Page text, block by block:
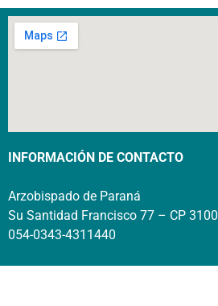
INFORMACIÓN DE CONTACTO
Arzobispado de Paraná
Su Santidad Francisco 77 – CP 3100
054-0343-4311440